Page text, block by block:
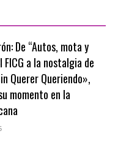
De “Autos, mota y
FICG a la nostalgia de
Querer Queriendo»,
momento en la